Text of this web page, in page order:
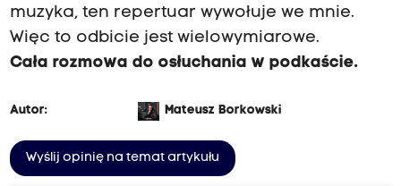
muzyka, ten repertuar wywołuje we mnie.
Więc to odbicie jest wielowymiarowe.
Cała rozmowa do osłuchania w podkaście.
Autor: Mateusz Borkowski
Wyślij opinię na temat artykułu